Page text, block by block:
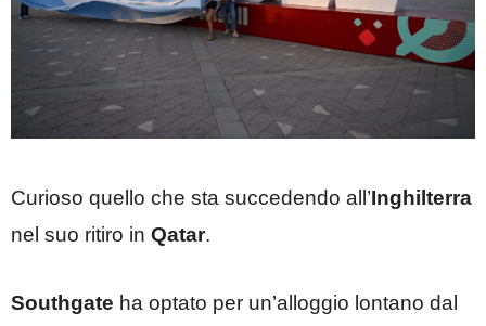
Curioso quello che sta succedendo all’Inghilterra
nel suo ritiro in Qatar.
Southgate ha optato per un’alloggio lontano dal